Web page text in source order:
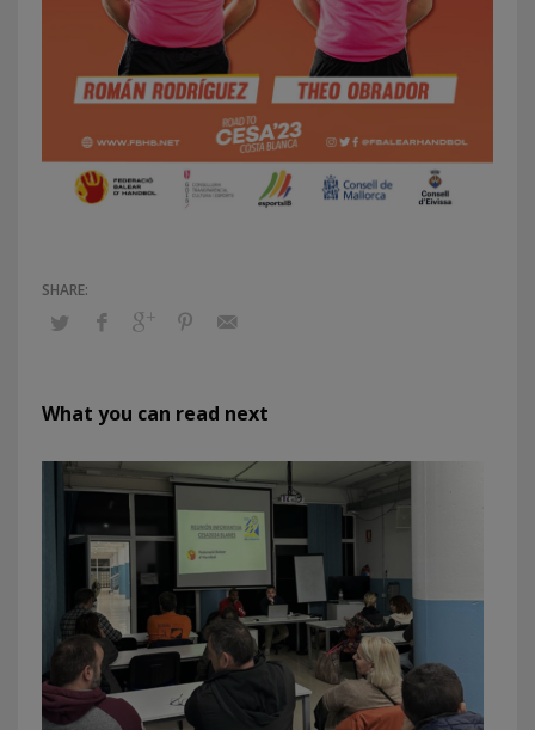
What you can read next